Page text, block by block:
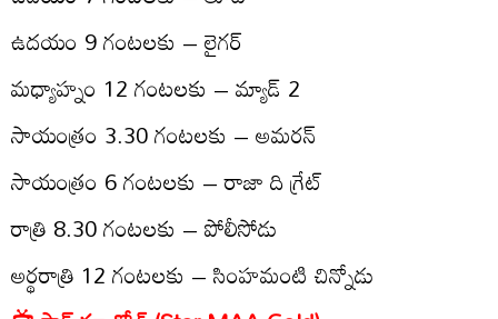
ఉద‌యం 9 గంట‌ల‌కు – లైగ‌ర్
మ‌ధ్యాహ్నం 12 గంట‌ల‌కు – మ్యాడ్ 2
సాయంత్రం 3.30 గంట‌ల‌కు – అమ‌ర‌న్‌
సాయంత్రం 6 గంట‌ల‌కు – రాజా ది గ్రేట్‌
రాత్రి 8.30 గంట‌ల‌కు – పోలీసోడు
అర్థ‌రాత్రి 12 గంట‌ల‌కు – సింహ‌మంటి చిన్నోడు